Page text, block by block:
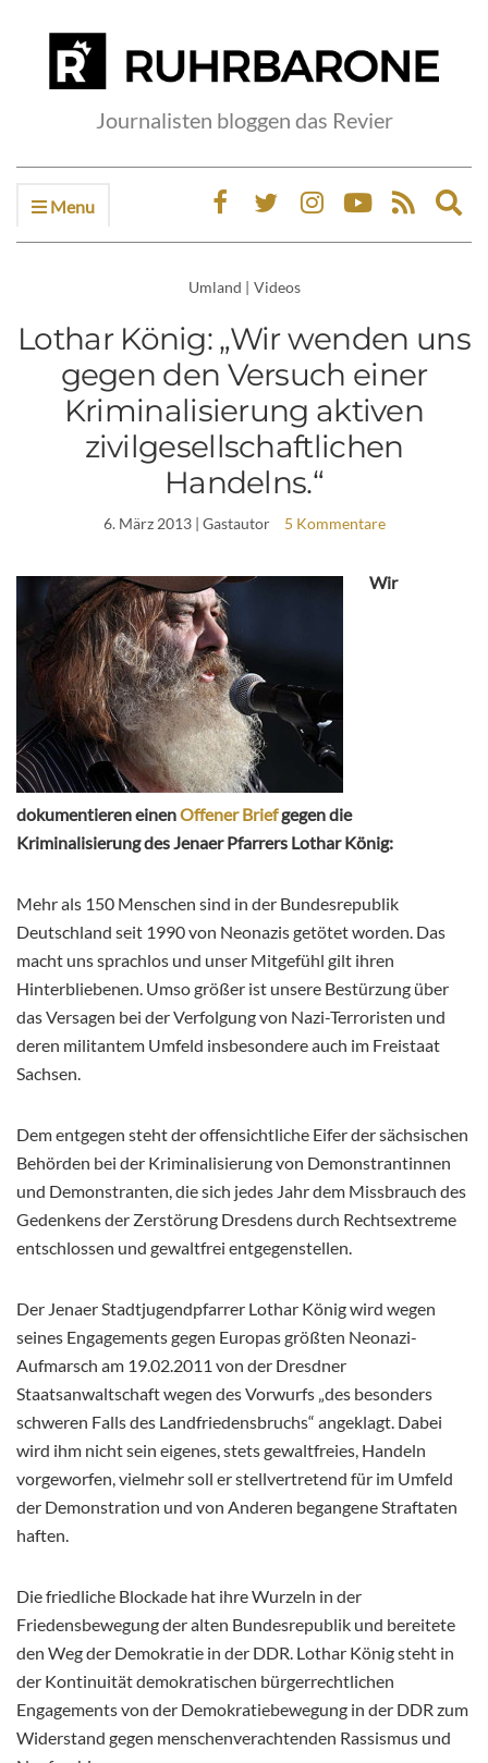
Journalisten bloggen das Revier
Menu
Umland | Videos
Lothar König: „Wir wenden uns
gegen den Versuch einer
Kriminalisierung aktiven
zivilgesellschaftlichen
Handelns.“
6. März 2013| Gastautor 5 Kommentare
Wir
dokumentieren einenOffener Briefgegen die
Kriminalisierung des Jenaer Pfarrers Lothar König:
Mehr als 150 Menschen sind in der Bundesrepublik
Deutschland seit 1990 von Neonazis getötet worden. Das
macht uns sprachlos und unser Mitgefühl gilt ihren
Hinterbliebenen. Umso größer ist unsere Bestürzung über
das Versagen bei der Verfolgung von Nazi-Terroristen und
deren militantem Umfeld insbesondere auch im Freistaat
Sachsen.
Dem entgegen steht der offensichtliche Eifer der sächsischen
Behörden bei der Kriminalisierung von Demonstrantinnen
und Demonstranten, die sich jedes Jahr dem Missbrauch des
Gedenkens der Zerstörung Dresdens durch Rechtsextreme
entschlossen und gewaltfrei entgegenstellen.
Der Jenaer Stadtjugendpfarrer Lothar König wird wegen
seines Engagements gegen Europas größten Neonazi-
Aufmarsch am 19.02.2011 von der Dresdner
Staatsanwaltschaft wegen des Vorwurfs „des besonders
schweren Falls des Landfriedensbruchs“ angeklagt. Dabei
wird ihm nicht sein eigenes, stets gewaltfreies, Handeln
vorgeworfen, vielmehr soll er stellvertretend für im Umfeld
der Demonstration und von Anderen begangene Straftaten
haften.
Die friedliche Blockade hat ihre Wurzeln in der
Friedensbewegung der alten Bundesrepublik und bereitete
den Weg der Demokratie in der DDR. Lothar König steht in
der Kontinuität demokratischen bürgerrechtlichen
Engagements von der Demokratiebewegung in der DDR zum
Widerstand gegen menschenverachtenden Rassismus und